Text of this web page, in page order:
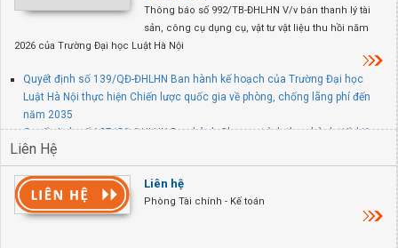
Thông báo số 992/TB-ĐHLHN V/v bán thanh lý tài
sản, công cụ dụng cụ, vật tư vật liệu thu hồi năm
2026 của Trường Đại học Luật Hà Nội
Quyết định số 139/QĐ-ĐHLHN Ban hành kế hoạch của Trường Đại học
Luật Hà Nội thực hiện Chiến lược quốc gia về phòng, chống lãng phí đến
năm 2035
Quyết định số 137/QĐ-ĐHLHN Ban hành Chương trình thực hành tiết kiệm,
chống lãng phí năm 2026 của Trường Đại học Luật Hà Nội
Quyết định số 845/QĐ-ĐHLHN V/v thành lập Ban chỉ đạo PCCC và CNCH
tại trụ sở chính Trường Đại học Luật Hà Nội
Liên Hệ
Liên hệ
Phòng Tài chính - Kế toán